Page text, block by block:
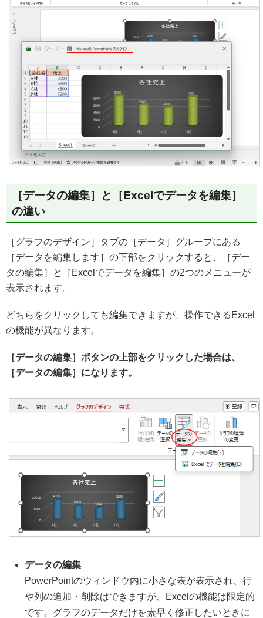
［データの編集］と［Excelでデータを編集］
の違い
［グラフのデザイン］タブの［データ］グループにある
［データを編集します］の下部をクリックすると、［デー
タの編集］と［Excelでデータを編集］の2つのメニューが
表示されます。
どちらをクリックしても編集できますが、操作できるExcel
の機能が異なります。
［データの編集］ボタンの上部をクリックした場合は、
［データの編集］になります。
データの編集
PowerPointのウィンドウ内に小さな表が表示され、行
や列の追加・削除はできますが、Excelの機能は限定的
です。グラフのデータだけを素早く修正したいときに